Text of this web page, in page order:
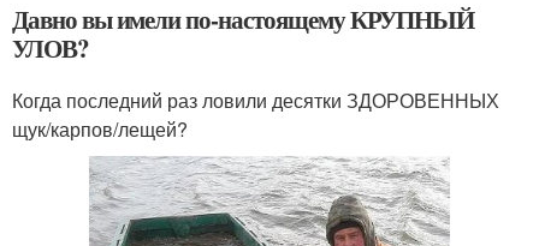
Давно вы имели по-настоящему КРУПНЫЙ
УЛОВ?
Когда последний раз ловили десятки ЗДОРОВЕННЫХ
щук/карпов/лещей?